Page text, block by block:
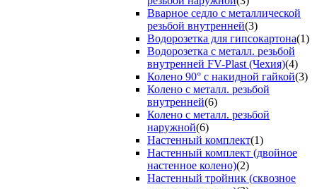
Вварное седло с металлической
резьбой внутренней(3)
Водорозетка для гипсокартона(1)
Водорозетка с металл. резьбой
внутренней FV-Plast (Чехия)(4)
Колено 90° с накидной гайкой(3)
Колено с металл. резьбой
внутренней(6)
Колено с металл. резьбой
наружной(6)
Настенный комплект(1)
Настенный комплект (двойное
настенное колено)(2)
Настенный тройник (сквозное